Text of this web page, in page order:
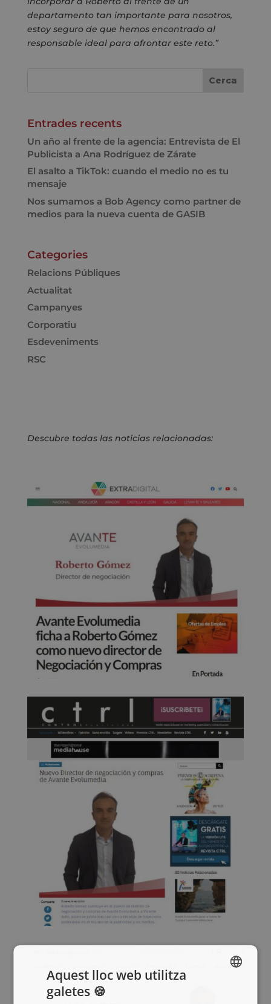
departamento tan importante para nosotros,
estoy seguro de que hemos encontrado al
responsable ideal para afrontar este reto.”
Entrades recents
Un año al frente de la agencia: Entrevista de El
Publicista a Ana Rodríguez de Zárate
El asalto a TikTok: cuando el medio no es tu
mensaje
Nos sumamos a Bob Agency como partner de
medios para la nueva cuenta de GASIB
Categories
Relacions Públiques
Actualitat
Campanyes
Corporatiu
Esdeveniments
RSC
Descubre todas las noticias relacionadas:
Aquest lloc web utilitza
galetes 🍪